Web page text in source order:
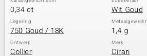
0,34 ct Wit Goud
Legering
750 Goud / 18K
Metaalgewicht
1,4 g
Ontwerp
Collier
Merk
Cirari